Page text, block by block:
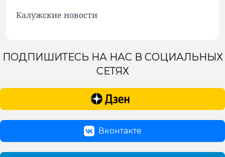
Калужские новости
ПОДПИШИТЕСЬ НА НАС В СОЦИАЛЬНЫХ
СЕТЯХ
Вконтакте